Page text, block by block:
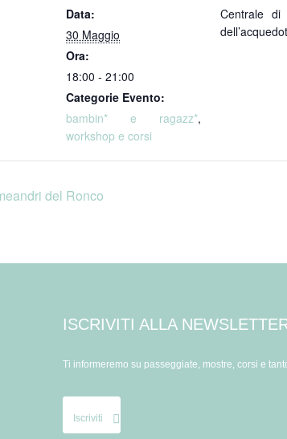
Data:
30 Maggio
Ora:
18:00 - 21:00
Categorie Evento:
bambin* e ragazz*,
workshop e corsi
Centrale di
del Ronco
ISCRIVITI ALLA
Ti informeremo su passeggiate, mostre, corsi e
Iscriviti